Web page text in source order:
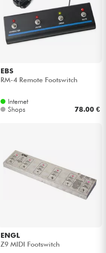
EBS
RM-4 Remote Footswitch
Internet
Shops
78.00 €
ENGL
Z9 MIDI Footswitch